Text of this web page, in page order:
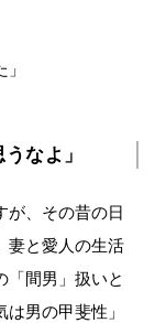
なよ」
が、その昔の日
妻と愛人の生活
「間男」扱いと
男の甲斐性」